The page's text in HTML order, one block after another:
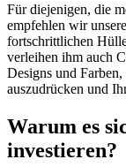
Für diejenigen, die
empfehlen wir unsere
fortschrittlichen
verleihen ihm auch
Designs und
auszudrücken und
Warum es
investieren?